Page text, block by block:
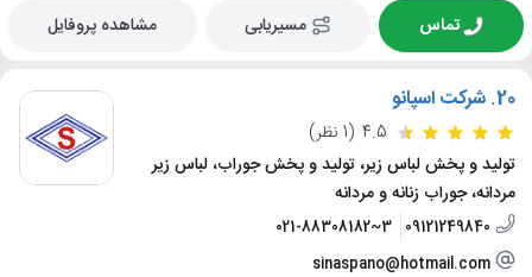
تماس مسیریابی مشاهده پروفایل
20. شرکت اسپانو
4.5 (1 نظر)
تولید و پخش لباس زیر، تولید و پخش جوراب، لباس زیر
مردانه، جوراب زنانه و مردانه
09121249840
021-88308182~3
sinaspano@hotmail.com